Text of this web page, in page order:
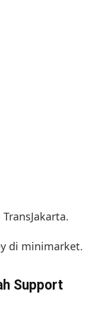
di minimarket.
Support